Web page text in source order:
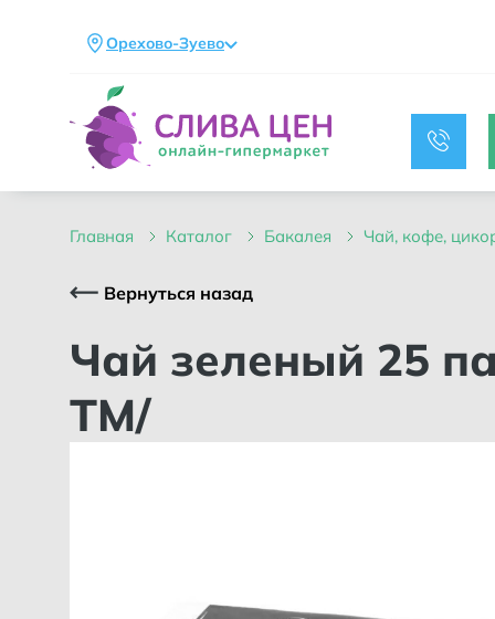
Орехово-Зуево
главная каталог бакалея чай, кофе,
Вернуться назад
Чай зеленый 25 пакетиков пачка 50 гр /ПРИНЦЕССА ЯВА
ТМ/